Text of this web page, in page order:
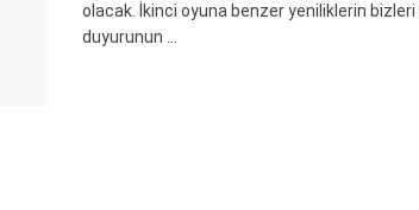
olacak. İkinci oyuna benzer yeniliklerin
duyurunun ...